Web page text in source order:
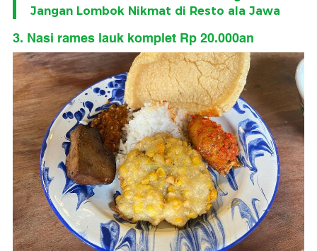
Jangan Lombok Nikmat di Resto ala Jawa
3. Nasi rames lauk komplet Rp 20.000an